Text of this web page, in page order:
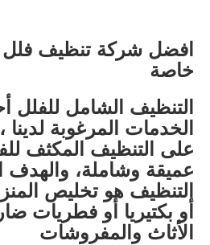
افضل شركة تنظيف فلل
خاصة
التنظيف الشامل
الخدمات المرغوبة
على التنظيف المكثف
عميقة وشاملة، والهدف
التنظيف هو تخليص
أو بكتيريا أو فطريات
الأثاث والمفروشات